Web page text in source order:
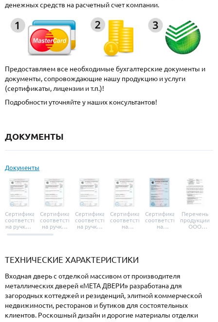
денежных средств на расчетный счет компании.
Предоставляем все необходимые бухгалтерские документы и
документы, сопровождающие нашу продукцию и услуги
(сертификаты, лицензии и т.п.)!
Подробности уточняйте у наших консультантов!
ДОКУМЕНТЫ
Документы
Сертификат
соответствия
на ручки и
броненакладки
Сертификат
соответствия
на ручки-
защелки
Сертификат
соответствия
на ручки-
Сертификат
соответствия
на
Сертификат
соответствия
на
Перечень
продукции
ООО
ТЕХНИЧЕСКИЕ ХАРАКТЕРИСТИКИ
Входная дверь с отделкой массивом от производителя
металлических дверей «МЕТА ДВЕРИ» разработана для
загородных коттеджей и резиденций, элитной коммерческой
недвижимости, ресторанов и бутиков для состоятельных
клиентов. Роскошный дизайн и дорогие материалы отделки